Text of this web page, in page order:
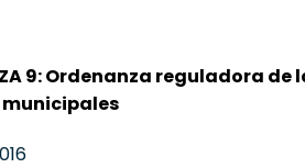
9: Ordenanza reguladora